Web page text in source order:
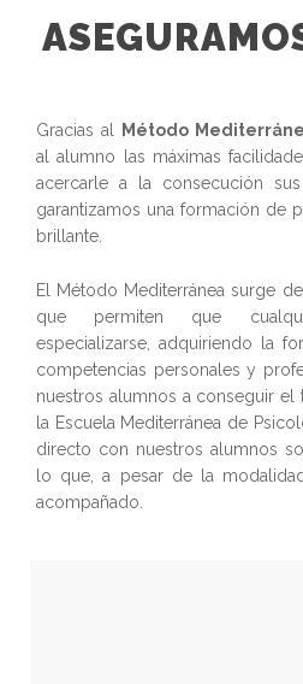
Gracias al Método
al alumno las máximas
acercarle a la consecución
garantizamos una formación de
brillante.
El Método Mediterránea surge
que permiten que
especializarse, adquiriendo la
competencias personales y
nuestros alumnos a conseguir el
la Escuela Mediterránea de
directo con nuestros alumnos
lo que, a pesar de la
acompañado.